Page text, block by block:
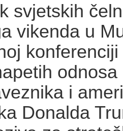
svjetskih
vikenda u
odnosa
i
Donalda